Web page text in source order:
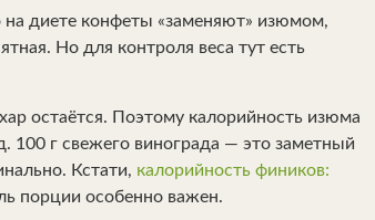
на диете конфеты «заменяют» изюмом,
Но для контроля веса тут есть
остаётся. Поэтому калорийность изюма
100 г свежего винограда — это заметный
Кстати, калорийность фиников:
порции особенно важен.